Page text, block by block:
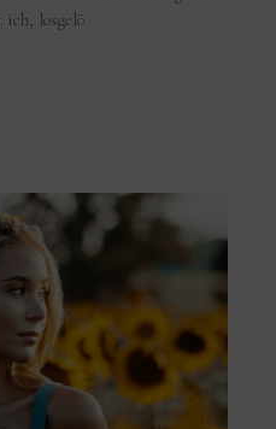
ich, losgelö